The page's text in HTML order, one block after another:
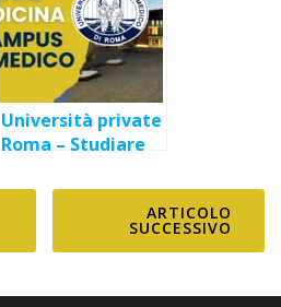
Università private
Roma – Studiare
Campus Bio-
ARTICOLO
SUCCESSIVO